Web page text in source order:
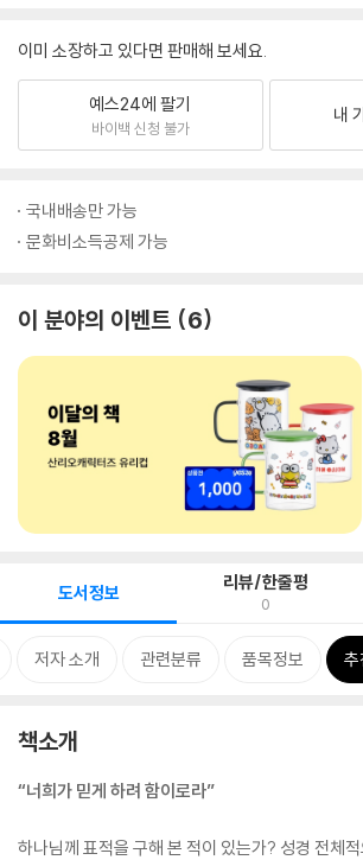
이미 소장하고 있다면 판매해 보세요.
예스24에 팔기
바이백 신청 불가
내
국내배송만 가능
문화비소득공제 가능
이 분야의 이벤트 6
도서정보 리뷰/한줄평
0
저자 소개 관련분류 품목정보 추
책소개
“너희가 믿게 하려 함이로라”
하나님께 표적을 구해 본 적이 있는가? 성경 전체